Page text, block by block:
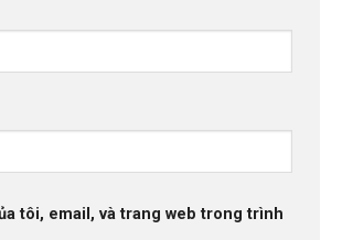
tôi, email, và trang web trong trình